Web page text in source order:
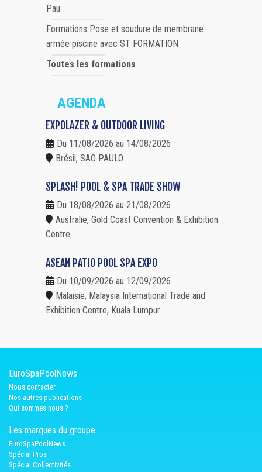
Pau
Formations Pose et soudure de membrane
armée piscine avec ST FORMATION
Toutes les formations
AGENDA
EXPOLAZER & OUTDOOR LIVING
Du 11/08/2026 au 14/08/2026
Brésil, SAO PAULO
SPLASH! POOL & SPA TRADE SHOW
Du 18/08/2026 au 21/08/2026
Australie, Gold Coast Convention & Exhibition
Centre
ASEAN PATIO POOL SPA EXPO
Du 10/09/2026 au 12/09/2026
Malaisie, Malaysia International Trade and
Exhibition Centre, Kuala Lumpur
EuroSpaPoolNews
Nous contacter
Nos autres publications
Qui sommes nous ?
Les marques du groupe
EuroSpaPoolNews
Spécial Pros
Spécial Collectivités